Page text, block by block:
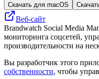
Скачать для macOS
Веб-сайт
Brandwatch Social Media
мониторинга соцсетей,
производительности на
Вы разработчик этого
собственности, чтобы